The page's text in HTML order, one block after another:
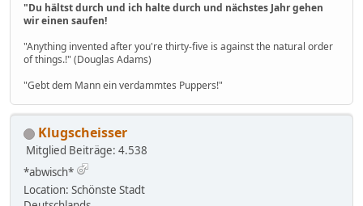
"Du hältst durch und ich halte durch und nächstes Jahr gehen
wir einen saufen!
"Anything invented after you're thirty-five is against the natural order
of things.!" (Douglas Adams)
"Gebt dem Mann ein verdammtes Puppers!"
Klugscheisser
Mitglied Beiträge: 4.538
*abwisch*
Location: Schönste Stadt